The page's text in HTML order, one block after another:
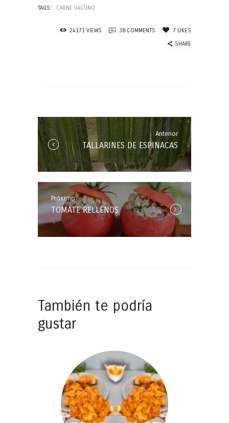
TAGS: CARNE VACUNO
24171 VIEWS 38 COMMENTS 7 LIKES
SHARE
entradas
AnteriorAnterior
Entrada:
TALLARINES DE ESPINACAS
PróximoPróxima
Entrada:
TOMATE RELLENOS
También te podría
gustar